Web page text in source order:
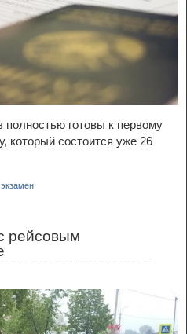
полностью готовы к первому
который состоится уже 26
рейсовым